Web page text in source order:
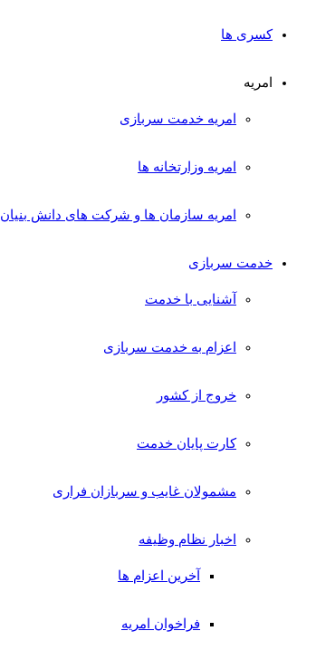
کسری ها
امریه
امریه خدمت سربازی
امریه وزارتخانه ها
امریه سازمان ها و شرکت های دانش بنیان
خدمت سربازی
آشنایی با خدمت
اعزام به خدمت سربازی
خروج از کشور
کارت پایان خدمت
مشمولان غایب و سربازان فراری
اخبار نظام وظیفه
آخرین اعزام ها
فراخوان امریه